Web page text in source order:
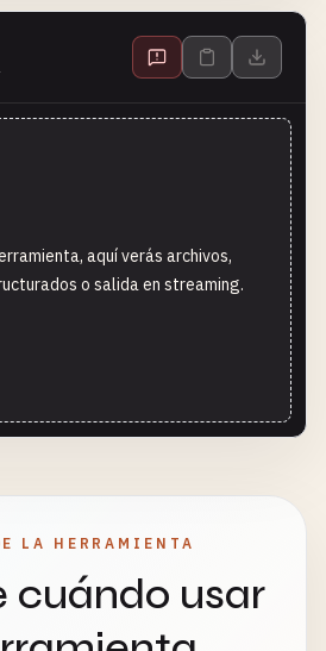
aquí verás archivos,
o salida en streaming.
LA HERRAMIENTA
cuándo usar